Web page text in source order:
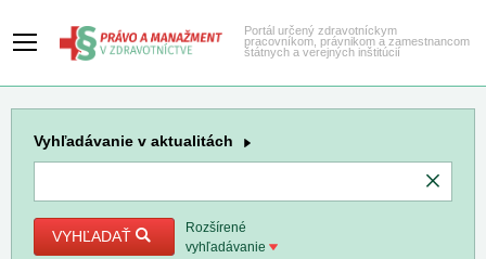
Portál určený zdravotníckym
pracovníkom, právnikom a zamestnancom
štátnych a verejných inštitúcií
Vyhľadávanie v aktualitách
VYHĽADAŤ
Rozšírené
vyhľadávanie